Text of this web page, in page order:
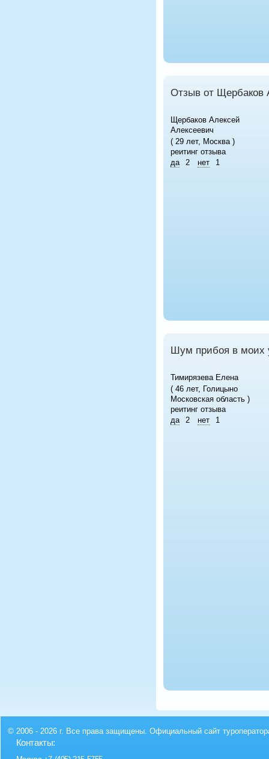
Отзыв от Щербаков
Щербаков Алексей
Алексеевич
( 29 лет, Москва )
реитинг отзыва
да
2 нет 1
Шум прибоя в моих
Тимирязева Елена
( 46 лет, Голицыно
Московская область )
реитинг отзыва
да
2 нет 1
© 2006 - 2026 г. Все права защищены. Официальный сайт
Контакты: